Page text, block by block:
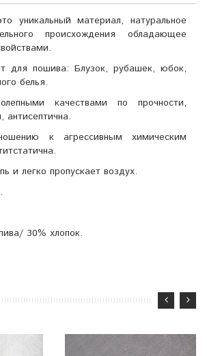
уникальный материал, натуральное
происхождения обладающее
для пошива: Блузок, рубашек, юбок,
белья.
качествами по прочности,
антисептична.
к агрессивным химическим
и легко пропускает воздух.
30% хлопок.